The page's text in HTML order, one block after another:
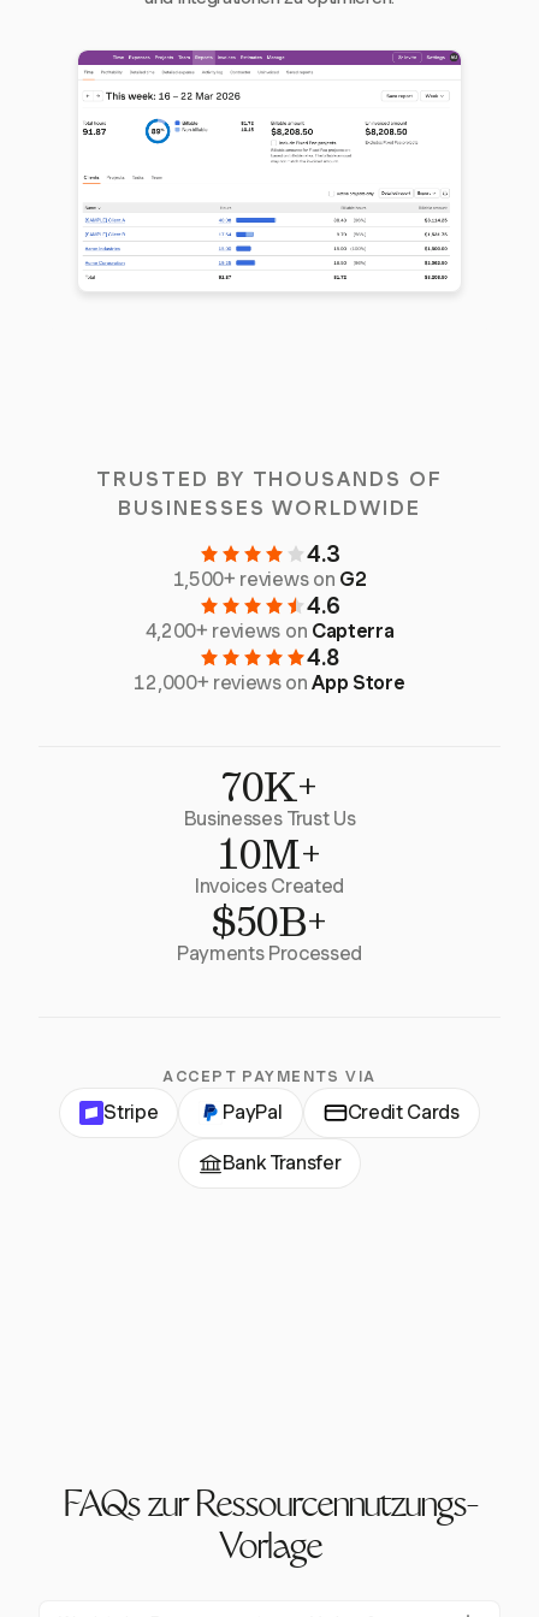
TRUSTED BY THOUSANDS OF
BUSINESSES WORLDWIDE
4.3
1,500+ reviews on G2
4.6
4,200+ reviews on Capterra
4.8
12,000+ reviews onApp Store
70K+
Businesses Trust Us
10M+
Invoices Created
$50B+
Payments Processed
ACCEPT PAYMENTS VIA
Stripe PayPal Credit Cards
Bank Transfer
FAQs zur Ressourcennutzungs-
Vorlage